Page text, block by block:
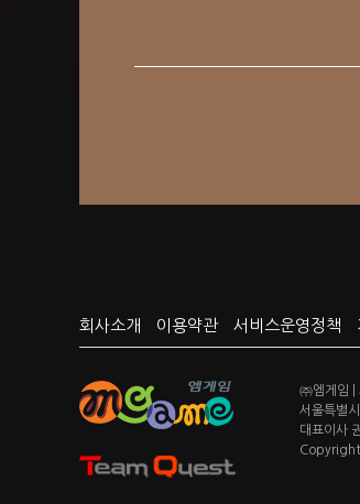
회사소개 이용약관 서비스운영정책
㈜엠게임 |
서울특별
대표이사